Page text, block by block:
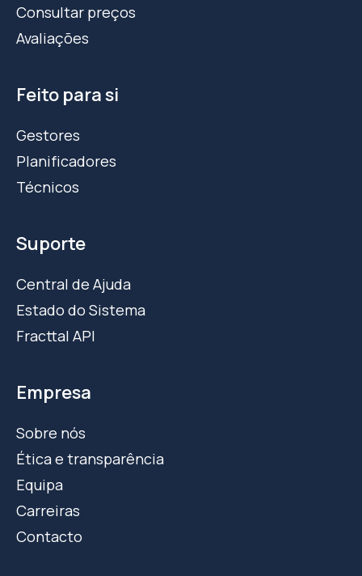
Consultar preços
Avaliações
Feito para si
Gestores
Planificadores
Técnicos
Suporte
Central de Ajuda
Estado do Sistema
Fracttal API
Empresa
Sobre nós
Ética e transparência
Equipa
Carreiras
Contacto